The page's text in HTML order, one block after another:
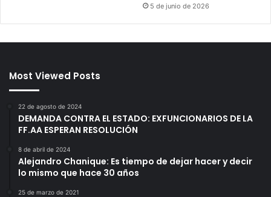
5 de junio de 2026
Most Viewed Posts
22 de agosto de 2024
DEMANDA CONTRA EL ESTADO: EXFUNCIONARIOS DE LA
FF.AA ESPERAN RESOLUCIÓN
8 de abril de 2024
Alejandro Chanique: Es tiempo de dejar hacer y decir
lo mismo que hace 30 años
25 de marzo de 2021